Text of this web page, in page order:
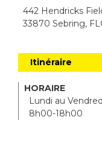
442 Hendricks
33870 Sebring,
Itinéraire
HORAIRE
Lundi au
8h00-18h00